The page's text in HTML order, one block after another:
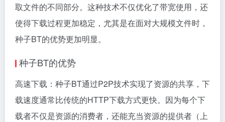
取文件的不同部分。这种技术不仅优化了带宽使用，还
使得下载过程更加稳定，尤其是在面对大规模文件时，
种子BT的优势更加明显。
种子BT的优势
高速下载：种子BT通过P2P技术实现了资源的共享，下
载速度通常比传统的HTTP下载方式更快。因为每个下
载者不仅是资源的消费者，还能充当资源的提供者（上